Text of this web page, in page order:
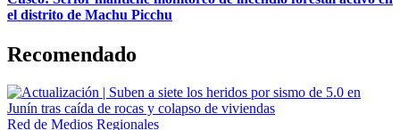
el distrito de Machu Picchu
Recomendado
Red de Medios Regionales